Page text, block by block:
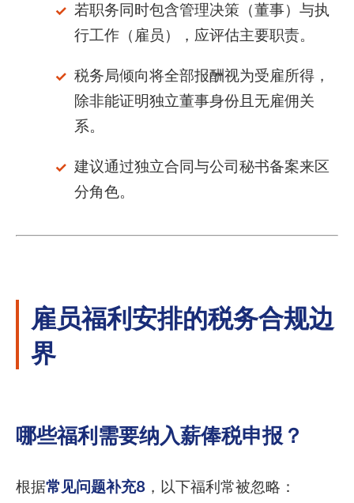
若职务同时包含管理决策（董事）与执
行工作（雇员），应评估主要职责。
税务局倾向将全部报酬视为受雇所得，
除非能证明独立董事身份且无雇佣关
系。
建议通过独立合同与公司秘书备案来区
分角色。
雇员福利安排的税务合规边
界
哪些福利需要纳入薪俸税申报？
根据常见问题补充8 ，以下福利常被忽略：